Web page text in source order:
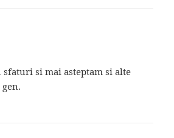
si mai asteptam si alte